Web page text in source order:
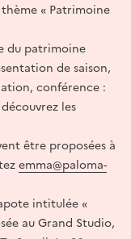
« Patrimoine
du patrimoine
de saison,
conférence :
les
être proposées à
emma@paloma-
intitulée «
au Grand Studio,